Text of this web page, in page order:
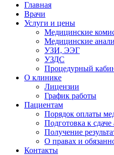
Главная
Врачи
Услуги и цены
Медицинские
Медицинские
УЗИ, ЭЭГ
УЗДС
Процедурный
О клинике
Лицензии
График работы
Пациентам
Порядок оплаты
Подготовка к сдаче
Получение
О правах и
Контакты